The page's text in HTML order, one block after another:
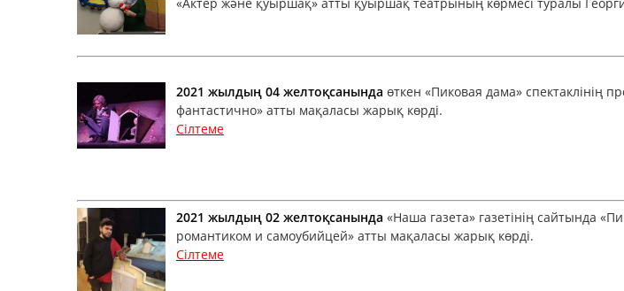
2021 жылдың 04 желтоқсанында өткен «Пиковая дама» спектаклінің
фантастично» атты мақаласы жарық көрді.
Сілтеме
2021 жылдың 02 желтоқсанында «Наша газета» газетінің сайтында
романтиком и самоубийцей» атты мақаласы жарық көрді.
Сілтеме